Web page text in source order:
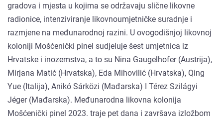
gradova i mjesta u kojima se održavaju slične likovne
radionice, intenziviranje likovnoumjetničke suradnje i
razmjene na međunarodnoj razini. U ovogodišnjoj likovnoj
koloniji Mošćenički pinel sudjeluje šest umjetnica iz
Hrvatske i inozemstva, a to su Nina Gaugelhofer (Austrija),
Mirjana Matić (Hrvatska), Eda Mihovilić (Hrvatska), Qing
Yue (Italija), Anikó Sárközi (Mađarska) I Térez Szilágyi
Jéger (Mađarska). Međunarodna likovna kolonija
Mošćenički pinel 2023. traje pet dana i završava izložbom